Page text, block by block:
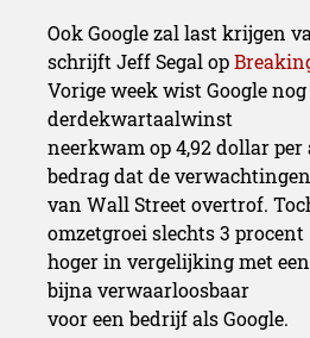
Ook Google zal last krijgen
schrijft Jeff Segal op
Vorige week wist Google
derdekwartaalwinst
neerkwam op 4,92 dollar per
bedrag dat de verwachtingen
van Wall Street overtrof.
omzetgroei slechts 3 procent
hoger in vergelijking met
bijna verwaarloosbaar
voor een bedrijf als Google.